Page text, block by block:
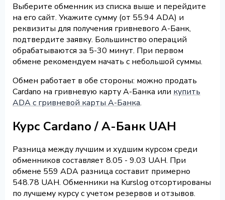
Выберите обменник из списка выше и перейдите
на его сайт. Укажите сумму (от 55.94 ADA) и
реквизиты для получения гривневого А-Банк,
подтвердите заявку. Большинство операций
обрабатываются за 5-30 минут. При первом
обмене рекомендуем начать с небольшой суммы.
Обмен работает в обе стороны: можно продать
Cardano на гривневую карту А-Банка или купить
ADA с гривневой карты А-Банка.
Курс Cardano / А-Банк UAH
Разница между лучшим и худшим курсом среди
обменников составляет 8.05 - 9.03 UAH. При
обмене 559 ADA разница составит примерно
548.78 UAH. Обменники на Kurslog отсортированы
по лучшему курсу с учетом резервов и отзывов.